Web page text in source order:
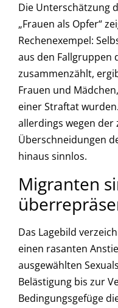
Die Unterschätzung
„Frauen als Opfer“
Rechenexempel:
aus den Fallgruppen
zusammenzählt,
Frauen und
einer Straftat
allerdings wegen der
Überschneidungen
hinaus sinnlos.
Migranten
Das Lagebild
einen rasanten
ausgewählten
Belästigung bis zur
Bedingungsgefüge